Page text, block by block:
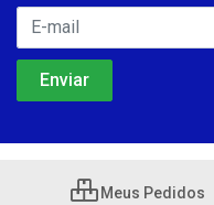
Meus Pedidos